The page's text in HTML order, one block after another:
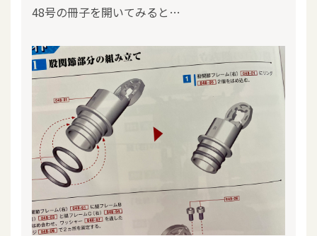
48号の冊子を開いてみると…